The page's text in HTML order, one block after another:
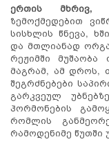
ერთის მხრივ,
ზემოქმედებით
სისხლის წნევა,
და მთლიანად
რეჟიმში მუშაობა
მაგრამ, ამ დროს,
შეგრძნებები
გარკვეულ
ჰორმონების
რომლის
რამოდენიმე წუთში